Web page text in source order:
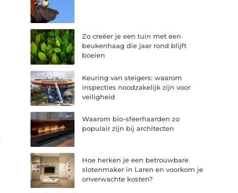
Zo creëer je een tuin met een
beukenhaag die jaar rond blijft
boeien
Keuring van steigers: waarom
inspecties noodzakelijk zijn voor
veiligheid
Waarom bio-sfeerhaarden zo
populair zijn bij architecten
Hoe herken je een betrouwbare
slotenmaker in Laren en voorkom je
onverwachte kosten?